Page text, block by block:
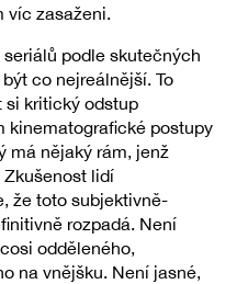
víc zasaženi.
podle skutečných
co nejreálnější. To
si kritický odstup
kinematografické postupy
má nějaký rám, jenž
Zkušenost lidí
že toto subjektivně-
rozpadá. Není
odděleného,
na vnějšku. Není jasné,